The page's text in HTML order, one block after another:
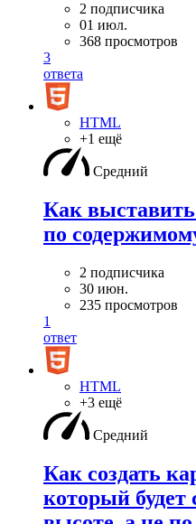
2 подписчика
01 июл.
368 просмотров
3
ответа
HTML
+1 ещё
Средний
Как
по
2 подписчика
30 июн.
235 просмотров
1
ответ
HTML
+3 ещё
Средний
Как создать
который будет